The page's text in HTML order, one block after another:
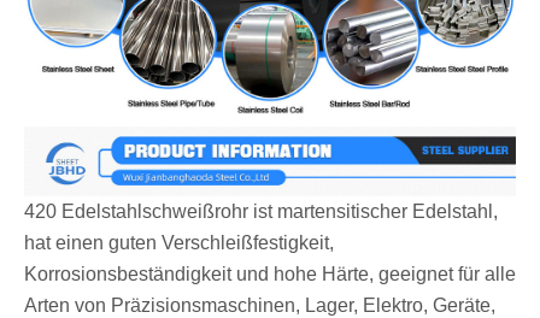
420 Edelstahlschweißrohr ist martensitischer Edelstahl,
hat einen guten Verschleißfestigkeit,
Korrosionsbeständigkeit und hohe Härte, geeignet für alle
Arten von Präzisionsmaschinen, Lager, Elektro, Geräte,